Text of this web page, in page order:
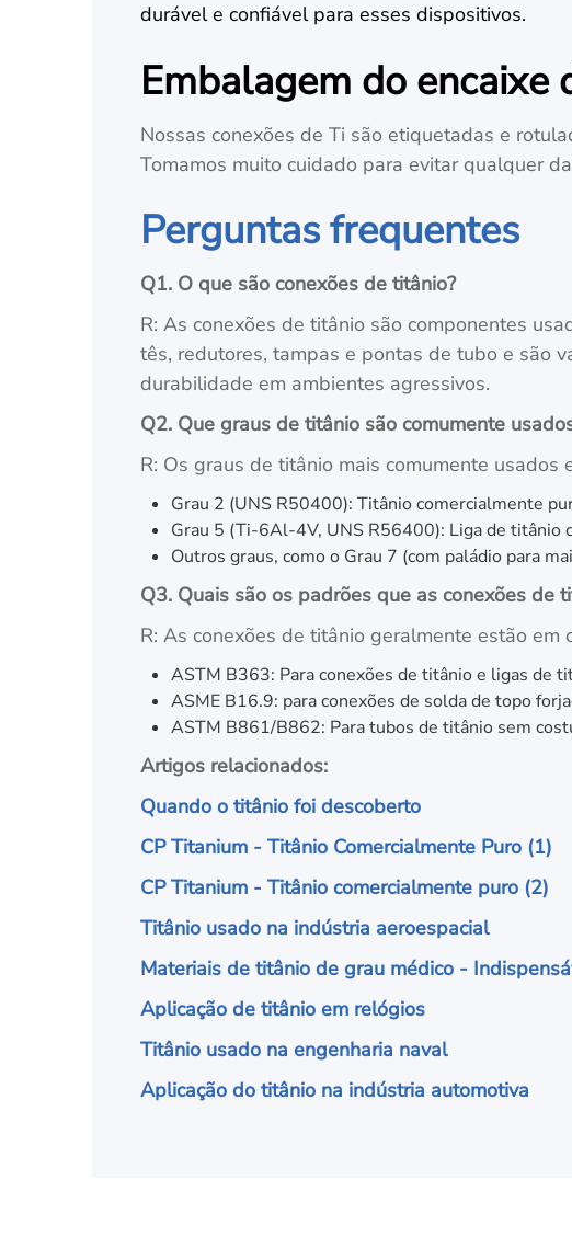
durável e confiável para esses dispositivos.
Embalagem do encaixe
Nossas conexões de Ti são etiquetadas e
Tomamos muito cuidado para evitar qualquer
Perguntas frequentes
Q1. O que são conexões de titânio?
R: As conexões de titânio são componentes
tês, redutores, tampas e pontas de tubo e são
durabilidade em ambientes agressivos.
Q2. Que graus de titânio são comumente
R: Os graus de titânio mais comumente usados
Grau 2 (UNS R50400): Titânio comercialmente
Grau 5 (Ti-6Al-4V, UNS R56400): Liga de titânio
Outros graus, como o Grau 7 (com paládio para
Q3. Quais são os padrões que as conexões de
R: As conexões de titânio geralmente estão em
ASTM B363: Para conexões de titânio e ligas de
ASME B16.9: para conexões de solda de topo
ASTM B861/B862: Para tubos de titânio sem
Artigos relacionados:
Quando o titânio foi descoberto
CP Titanium - Titânio Comercialmente Puro (1)
CP Titanium - Titânio comercialmente puro (2)
Titânio usado na indústria aeroespacial
Materiais de titânio de grau médico -
Aplicação de titânio em relógios
Titânio usado na engenharia naval
Aplicação do titânio na indústria automotiva